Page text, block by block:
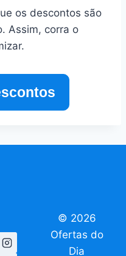
os descontos são
Assim, corra o
© 2026
Ofertas do
Dia